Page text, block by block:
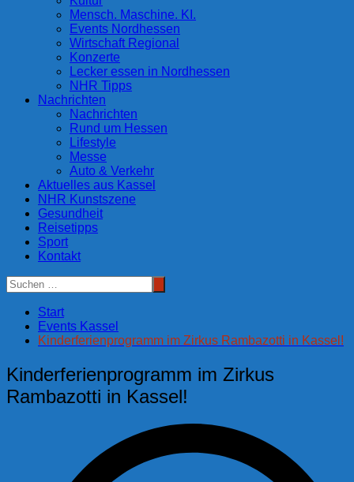
Mensch. Maschine. KI.
Events Nordhessen
Wirtschaft Regional
Konzerte
Lecker essen in Nordhessen
NHR Tipps
Nachrichten
Nachrichten
Rund um Hessen
Lifestyle
Messe
Auto & Verkehr
Aktuelles aus Kassel
NHR Kunstszene
Gesundheit
Reisetipps
Sport
Kontakt
Start
Events Kassel
Kinderferienprogramm im Zirkus Rambazotti in Kassel!
Kinderferienprogramm im Zirkus
Rambazotti in Kassel!